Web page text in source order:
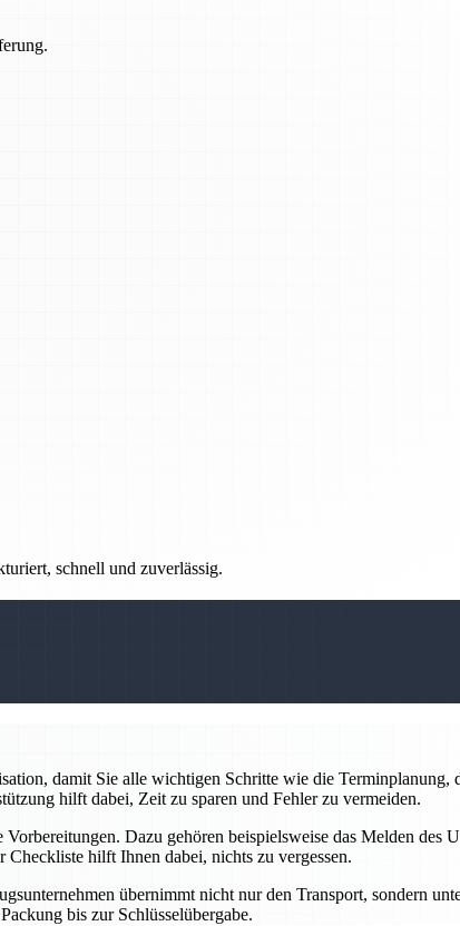
schnell und zuverlässig.
damit Sie alle wichtigen Schritte wie die Terminplanung,
hilft dabei, Zeit zu sparen und Fehler zu vermeiden.
Dazu gehören beispielsweise das Melden des
hilft Ihnen dabei, nichts zu vergessen.
übernimmt nicht nur den Transport, sondern
bis zur Schlüsselübergabe.